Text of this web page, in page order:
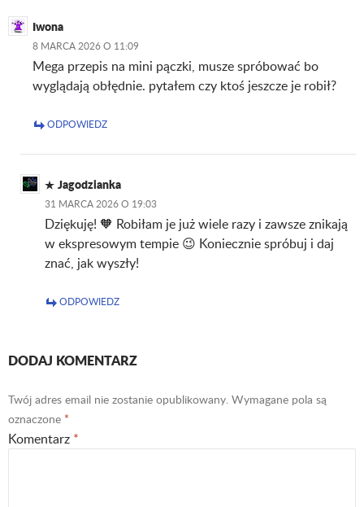
Iwona
8 MARCA 2026 O 11:09
Mega przepis na mini pączki, musze spróbować bo
wyglądają obłędnie. pytałem czy ktoś jeszcze je robił?
ODPOWIEDZ
Jagodzianka
31 MARCA 2026 O 19:03
Dziękuję! 🧡 Robiłam je już wiele razy i zawsze znikają
w ekspresowym tempie 😉 Koniecznie spróbuj i daj
znać, jak wyszły!
ODPOWIEDZ
DODAJ KOMENTARZ
Twój adres email nie zostanie opublikowany. Wymagane pola są
oznaczone *
Komentarz *